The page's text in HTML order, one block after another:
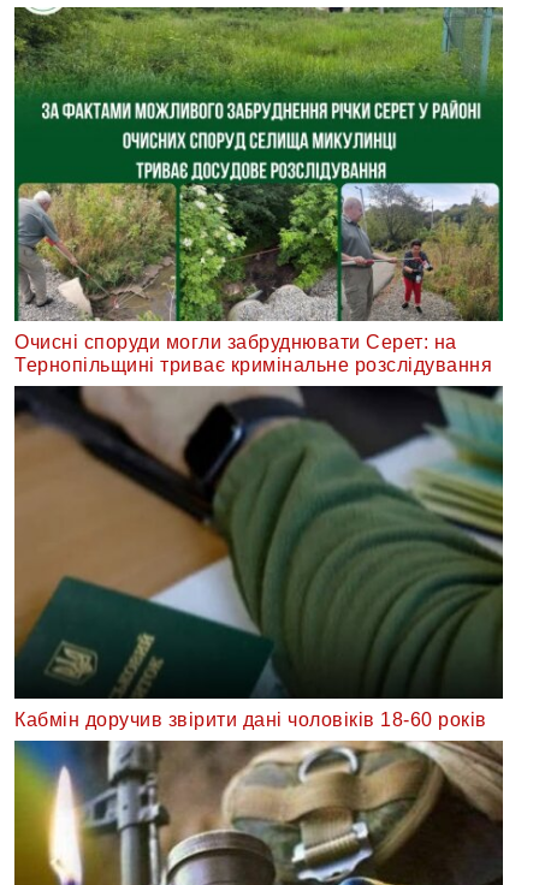
Очисні споруди могли забруднювати Серет: на
Тернопільщині триває кримінальне розслідування
Кабмін доручив звірити дані чоловіків 18-60 років